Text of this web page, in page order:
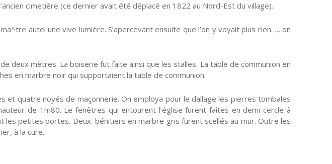
cimetière (ce dernier avait été déplacé en 1822 au Nord-Est du village).
autel une vive lumière. S’apercevant ensuite que l’on y voyait plus rien…., on
deux mètres. La boiserie fut faite ainsi que les stalles. La table de communion en
en marbre noir qui supportaient la table de communion.
et quatre noyés de maçonnerie. On employa pour le dallage les pierres tombales
de 1m80. Le fenêtres qui entourent l’église furent faîtes en demi-cercle à
petites portes. Deux bénitiers en marbre gris furent scellés au mur. Outre les
à la cure.